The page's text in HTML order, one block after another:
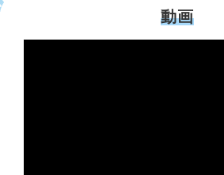
動画